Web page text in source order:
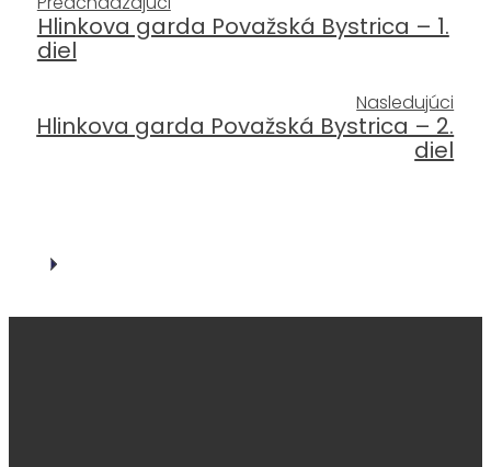
Hlinkova garda Považská Bystrica – 1.
diel
Nasledujúci
Hlinkova garda Považská Bystrica – 2.
diel